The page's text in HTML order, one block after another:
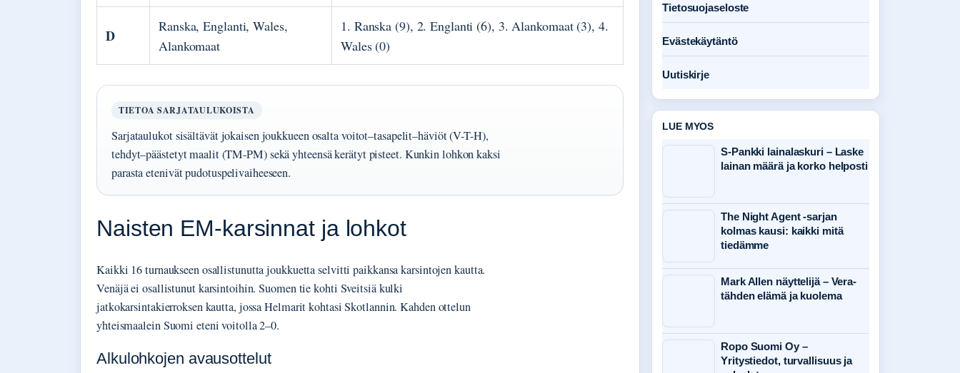
D
Ranska, Englanti, Wales,
Alankomaat
1. Ranska (9), 2. Englanti (6), 3. Alankomaat (3), 4.
Wales (0)
TIETOA SARJATAULUKOISTA
Sarjataulukot sisältävät jokaisen joukkueen osalta voitot–tasapelit–häviöt (V-T-H),
tehdyt–päästetyt maalit (TM-PM) sekä yhteensä kerätyt pisteet. Kunkin lohkon kaksi
parasta etenivät pudotuspelivaiheeseen.
Naisten EM-karsinnat ja lohkot
Kaikki 16 turnaukseen osallistunutta joukkuetta selvitti paikkansa karsintojen kautta.
Venäjä ei osallistunut karsintoihin. Suomen tie kohti Sveitsiä kulki
jatkokarsintakierroksen kautta, jossa Helmarit kohtasi Skotlannin. Kahden ottelun
yhteismaalein Suomi eteni voitolla 2–0.
Alkulohkojen avausottelut
Tietosuojaseloste
Evästekäytäntö
Uutiskirje
LUE MYOS
S-Pankki lainalaskuri – Laske
lainan määrä ja korko helposti
The Night Agent -sarjan
kolmas kausi: kaikki mitä
tiedämme
Mark Allen näyttelijä – Vera-
tähden elämä ja kuolema
Ropo Suomi Oy –
Yritystiedot, turvallisuus ja